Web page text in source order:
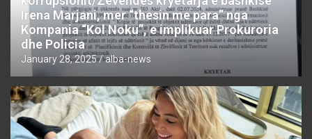
Irena Marjani, mer “thesin me para” nga
Kompania “Kol Noku”, e implikuar Prokuroria
dhe Policia
January 28, 2025 alba-news